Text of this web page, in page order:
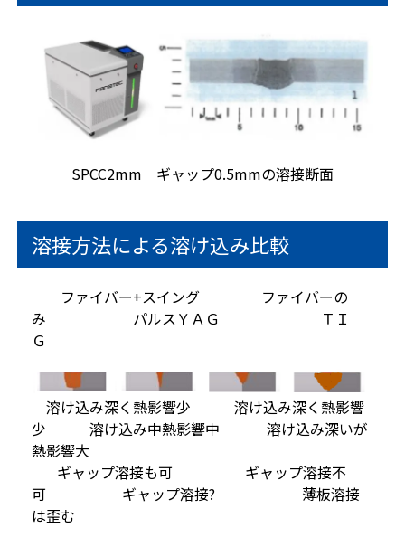
SPCC2mm ギャップ0.5mmの溶接断面
溶接方法による溶け込み比較
ファイバー+スイング ファイバーの
み パルスＹＡＧ ＴＩ
Ｇ
溶け込み深く熱影響少 溶け込み深く熱影響
少 溶け込み中熱影響中 溶け込み深いが
熱影響大
ギャップ溶接も可 ギャップ溶接不
可 ギャップ溶接? 薄板溶接
は歪む